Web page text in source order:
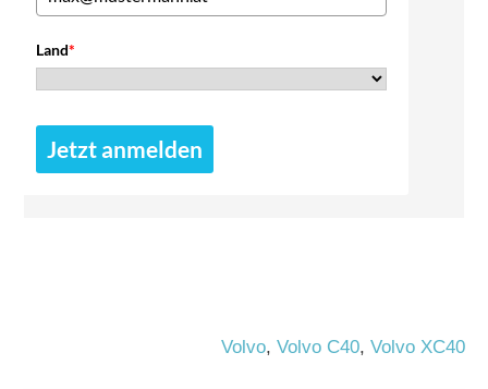
Land*
Jetzt anmelden
Volvo, Volvo C40, Volvo XC40